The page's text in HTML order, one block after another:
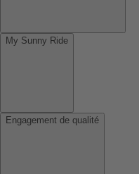
My Sunny Ride
Engagement de qualité